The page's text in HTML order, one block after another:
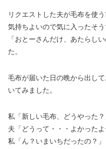
リクエストした夫が毛布を使
気持ちよいので気に入ったそう
「おとーさんだけ、あたらし
た。
毛布が届いた日の晩から出し
いてみました。
私「新しい毛布、どうやった？
夫「どうって・・・よかったよ
私「ん？いまいちだったの？」